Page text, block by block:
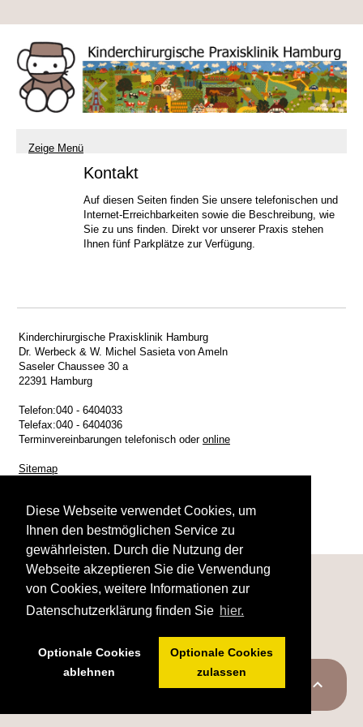
Diese Webseite verwendet Cookies, um
Ihnen den bestmöglichen Service zu
gewährleisten. Durch die Nutzung der
Webseite akzeptieren Sie die Verwendung
von Cookies, weitere Informationen zur
Datenschutzerklärung finden Sie hier.
Optionale Cookies
ablehnen
Optionale Cookies
zulassen
Zeige Menü
Kontakt
Auf diesen Seiten finden Sie unsere telefonischen und
Internet-Erreichbarkeiten sowie die Beschreibung, wie
Sie zu uns finden. Direkt vor unserer Praxis stehen
Ihnen fünf Parkplätze zur Verfügung.
Kinderchirurgische Praxisklinik Hamburg
Dr. Werbeck & W. Michel Sasieta von Ameln
Saseler Chaussee 30 a
22391 Hamburg
Telefon:040 - 6404033
Telefax:040 - 6404036
Terminvereinbarungen telefonisch oder online
Sitemap
Datenschutz
Illustration Dick Bruna © copyright Mercis bv, 2008